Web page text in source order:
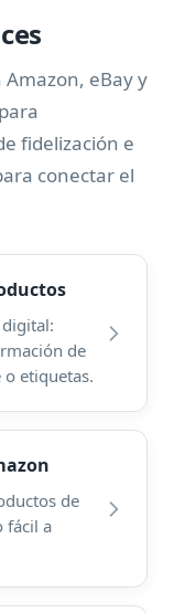
eBay y
fidelización e
conectar el
de
o etiquetas.
de
fácil a